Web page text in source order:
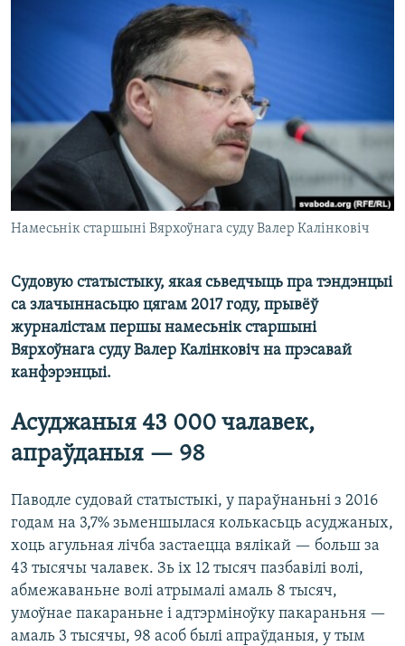
НА ХВАЛЯХ СВАБОДЫ
Намесьнік старшыні Вярхоўнага суду Валер Калінковіч
Судовую статыстыку, якая сьведчыць пра тэндэнцыі
са злачыннасьцю цягам 2017 году, прывёў
журналістам першы намесьнік старшыні
Вярхоўнага суду Валер Калінковіч на прэсавай
канфэрэнцыі.
Асуджаныя 43 000 чалавек,
апраўданыя — 98
Паводле судовай статыстыкі, у параўнаньні з 2016
годам на 3,7% зьменшылася колькасьць асуджаных,
хоць агульная лічба застаецца вялікай — больш за
43 тысячы чалавек. Зь іх 12 тысяч пазбавілі волі,
абмежаваньне волі атрымалі амаль 8 тысяч,
умоўнае пакараньне і адтэрміноўку пакараньня —
амаль 3 тысячы, 98 асоб былі апраўданыя, у тым